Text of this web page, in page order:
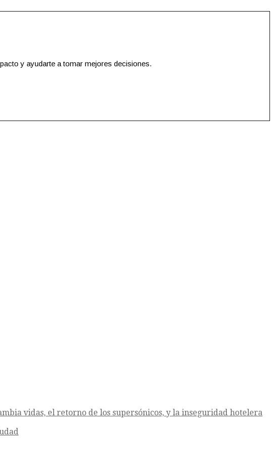
y ayudarte a tomar mejores decisiones.
vidas, el retorno de los supersónicos, y la inseguridad hotelera